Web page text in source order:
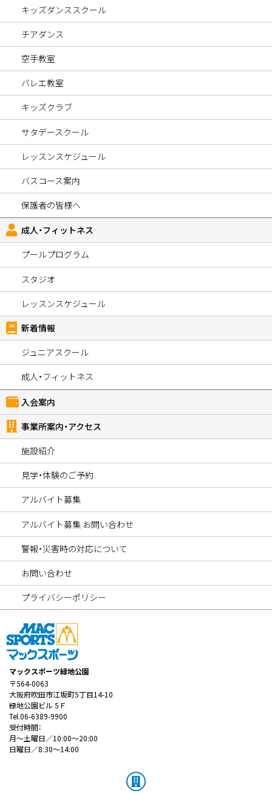
キッズダンススクール
チアダンス
空手教室
バレエ教室
キッズクラブ
サタデースクール
レッスンスケジュール
バスコース案内
保護者の皆様へ
成人・フィットネス
プールプログラム
スタジオ
レッスンスケジュール
新着情報
ジュニアスクール
成人・フィットネス
入会案内
事業所案内・アクセス
施設紹介
見学・体験のご予約
アルバイト募集
アルバイト募集 お問い合わせ
警報・災害時の対応について
お問い合わせ
プライバシーポリシー
マックスポーツ緑地公園
〒564-0063
大阪府吹田市江坂町5丁目14-10
緑地公園ビル 5Ｆ
Tel.06-6389-9900
受付時間：
月～土曜日／10:00～20:00
日曜日／8:30～14:00